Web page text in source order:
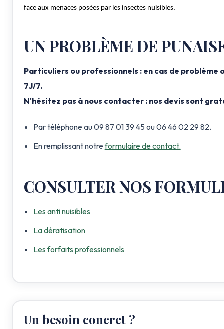
face aux menaces posées par les insectes nuisibles.
UN PROBLÈME DE
Particuliers ou professionnels : en cas de problème
7J/7.
N'hésitez pas à nous contacter : nos devis sont
Par téléphone au 09 87 01 39 45 ou 06 46 02 29 82.
En remplissant notreformulaire de contact.
CONSULTER NOS
Les anti nuisibles
La dératisation
Les forfaits professionnels
Un besoin concret ?